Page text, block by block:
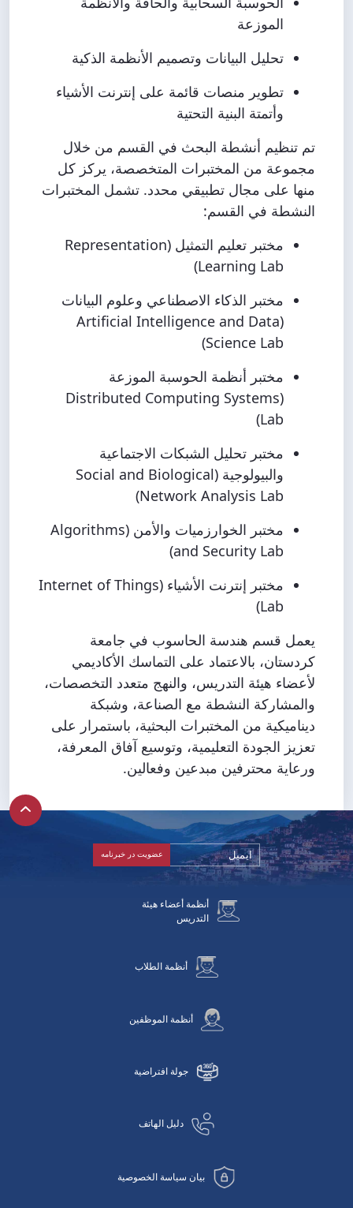
الموزعة
تحليل البيانات وتصميم الأنظمة الذكية
تطوير منصات قائمة على إنترنت الأشياء
وأتمتة البنية التحتية
تم تنظيم أنشطة البحث في القسم من خلال
مجموعة من المختبرات المتخصصة، يركز كل
منها على مجال تطبيقي محدد. تشمل المختبرات
النشطة في القسم:
مختبر تعليم التمثيل (Representation
Learning Lab)
مختبر الذكاء الاصطناعي وعلوم البيانات
(Artificial Intelligence and Data
Science Lab)
مختبر أنظمة الحوسبة الموزعة
(Distributed Computing Systems
Lab)
مختبر تحليل الشبكات الاجتماعية
والبيولوجية (Social and Biological
Network Analysis Lab)
مختبر الخوارزميات والأمن (Algorithms
and Security Lab)
مختبر إنترنت الأشياء (Internet of Things
Lab)
يعمل قسم هندسة الحاسوب في جامعة
كردستان، بالاعتماد على التماسك الأكاديمي
لأعضاء هيئة التدريس، والنهج متعدد التخصصات،
والمشاركة النشطة مع الصناعة، وشبكة
ديناميكية من المختبرات البحثية، باستمرار على
تعزيز الجودة التعليمية، وتوسيع آفاق المعرفة،
ورعاية محترفين مبدعين وفعالين.
أنظمة أعضاء هيئة
التدريس
أنظمة الطلاب
أنظمة الموظفين
جولة افتراضية
دليل الهاتف
بيان سياسة الخصوصية